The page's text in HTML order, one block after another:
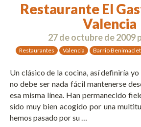
Restaurante El
Valencia
27 de octubre de 2009
Restaurantes Valencia Barrio Benimaclet
Un clásico de la cocina, así definiría yo
no debe ser nada fácil mantenerse
esa misma línea. Han permanecido
sido muy bien acogido por una
hemos pasado por su …